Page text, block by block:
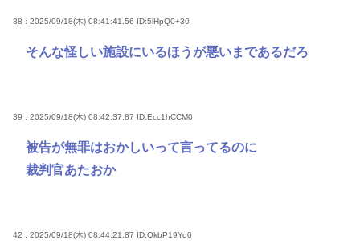
38 : 2025/09/18(木) 08:41:41.56 ID:5lHpQ0+30
そんな怪しい施設にいるほうが悪いまであるだろ
39 : 2025/09/18(木) 08:42:37.87 ID:Ecc1hCCM0
被告が無罪はおかしいって言ってるのに
裁判官あたおか
42 : 2025/09/18(木) 08:44:21.87 ID:OkbP19Yo0